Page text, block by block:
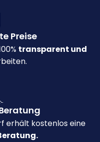
Preise
transparent und
erhält kostenlos eine